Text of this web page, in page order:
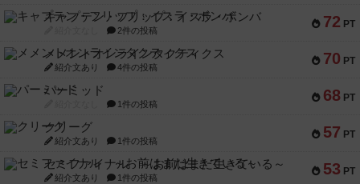
72 PT
キャプテン・フリップ：イスラ・ボンバ
2件の投稿
70 PT
メメントオンラインタクティクス
紹介文あり 4件の投稿
68 PT
パーミッド
1件の投稿
57 PT
クリーグ
紹介文あり 1件の投稿
53 PT
セミファイナル ～お前はまだ生きている～
紹介文あり 1件の投稿